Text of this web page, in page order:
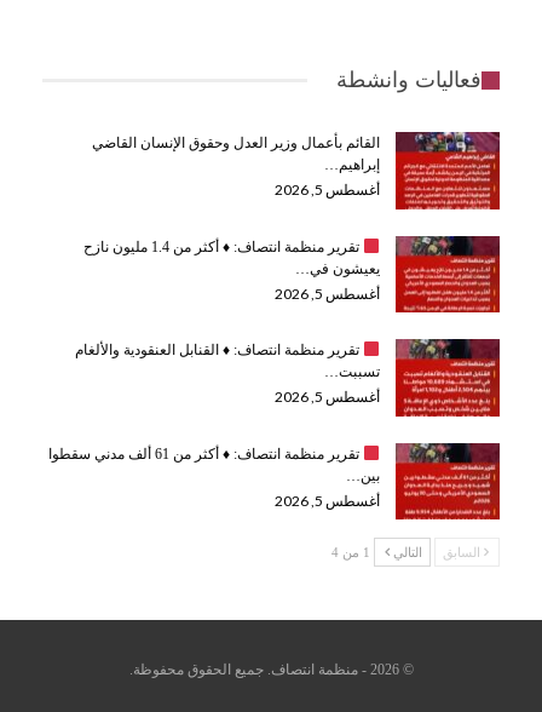
فعاليات وانشطة
القائم بأعمال وزير العدل وحقوق الإنسان القاضي
إبراهيم…
أغسطس 5, 2026
تقرير منظمة انتصاف: ♦️
أكثر من 1.4 مليون نازح
يعيشون في…
أغسطس 5, 2026
تقرير منظمة انتصاف: ♦️القنابل العنقودية والألغام
تسببت…
أغسطس 5, 2026
تقرير منظمة انتصاف: ♦️
أكثر من 61 ألف مدني سقطوا
بين…
أغسطس 5, 2026
السابق التالي 1 من 4
© 2026 - منظمة انتصاف. جميع الحقوق محفوظة.